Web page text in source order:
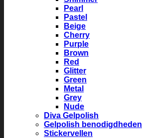
Pearl
Pastel
Beige
Cherry
Purple
Brown
Red
Glitter
Green
Metal
Grey
Nude
Diva Gelpolish
Gelpolish benodigdheden
Stickervellen